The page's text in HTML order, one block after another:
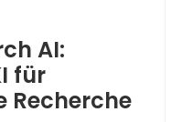
AI:
für
Recherche